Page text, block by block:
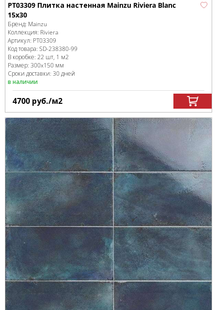
PT03309 Плитка настенная Mainzu Riviera Blanc
15x30
Бренд: Mainzu
Коллекция: Riviera
Артикул: PT03309
Код товара: SD-238380-99
В коробке: 22 шт, 1 м2
Размер: 300x150 мм
Сроки доставки: 30 дней
в наличии
4700 руб./м2